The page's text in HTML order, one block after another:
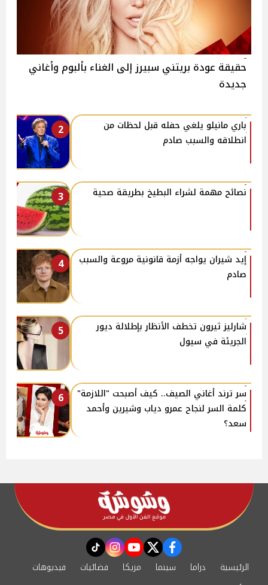
حقيقة عودة بريتني سبيرز إلى الغناء بألبوم وأغاني
جديدة
2
باري مانيلو يلغي حفله قبل لحظات من
انطلاقه والسبب صادم
3 نصائح مهمة لشراء البطيخ بطريقة صحية
4
إيد شيران يواجه أزمة قانونية مروعة والسبب
صادم
5
شارليز ثيرون تخطف الأنظار بإطلالة ديور
الجريئة في سيول
6
سر ترند أغاني الصيف.. كيف أصبحت "اللازمة"
كلمة السر لنجاح عمرو دياب وشيرين وأحمد
سعد؟
facebook
twitter
youtube
instagram
tiktok
الرئيسية دراما سينما مزيكا فضائيات
فيديوهات